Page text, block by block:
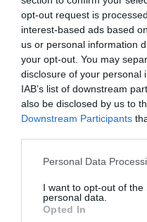
opt-out request is
interest-based ads based
us or personal information
your opt-out. You may
disclosure of your personal
IAB’s list of downstream
also be disclosed by us to
Downstream Participants
Personal Data
I want to opt-out of the
personal data.
Opted In
Τεύχος 4 Οκτώβριος -
Τεύχος 3 Ιούλιος -
Τεύχος 2 Απρίλιος - Ιούνιος
Tεύχος 1 Ιανουαρίου -
Τεύχος 4 Οκτώβριος -
Τεύχος 3 Ιούλιος -
Τεύχος 2 Απρίλιος-Ιούνιος
Tεύχος 1 Ιανουαρίου - Μαρτίου